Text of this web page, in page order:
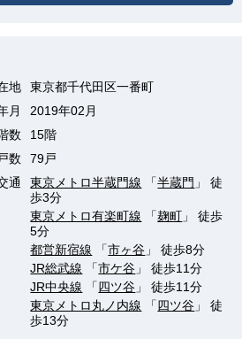
地
東京都千代田区一番町
月
2019年02月
数
15階
数
79戸
通
東京メトロ半蔵門線 「半蔵門 」 徒
歩3分
東京メトロ有楽町線 「麹町 」 徒歩
5分
都営新宿線 「市ヶ谷 」 徒歩8分
JR総武線 「市ケ谷 」 徒歩11分
JR中央線 「四ツ谷 」 徒歩11分
東京メトロ丸ノ内線 「四ツ谷 」 徒
歩13分